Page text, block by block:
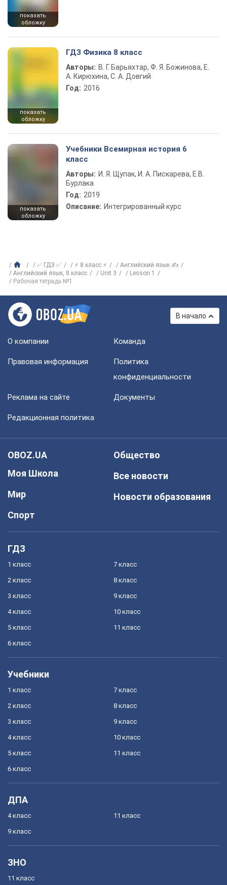
показать
обложку
показать
обложку
ГДЗ Физика 8 класс
Авторы: В. Г. Барьяхтар, Ф. Я. Божинова, Е.
А. Кирюхина, С. А. Довгий
Год: 2016
показать
обложку
Учебники Всемирная история 6
класс
Авторы: И. Я. Щупак, И. А. Пискарева, Е.В.
Бурлака
Год: 2019
Описание: Интегрированный курс
✅ ГДЗ ✅ ⚡ 8 класс ⚡
Английский язык ✍
Английский язык, 8 класс
Unit 3
Lesson 1
Рабочая тетрадь №1
В начало
О компании Команда
Правовая информация
Политика
конфиденциальности
Реклама на сайте Документы
Редакционная политика
OBOZ.UA
Моя Школа
Мир
Спорт
Общество
Все новости
Новости образования
ГДЗ
1 класс
2 класс
3 класс
4 класс
5 класс
6 класс
7 класс
8 класс
9 класс
10 класс
11 класс
Учебники
1 класс
2 класс
3 класс
4 класс
5 класс
6 класс
7 класс
8 класс
9 класс
10 класс
11 класс
ДПА
4 класс
9 класс
11 класс
ЗНО
11 класс